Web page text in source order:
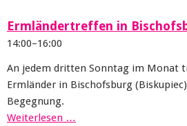
Ermländertreffen in
14:00–16:00
An jedem dritten Sonntag im Monat
Ermländer in Bischofsburg
Begegnung.
Weiterlesen …